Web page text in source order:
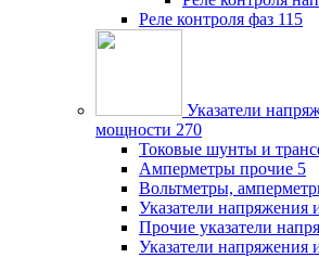
Реле контроля фаз 115
Указатели
мощности 270
Токовые шунты и
Амперметры прочие 5
Вольтметры,
Указатели напряжения
Прочие указатели
Указатели напряжения